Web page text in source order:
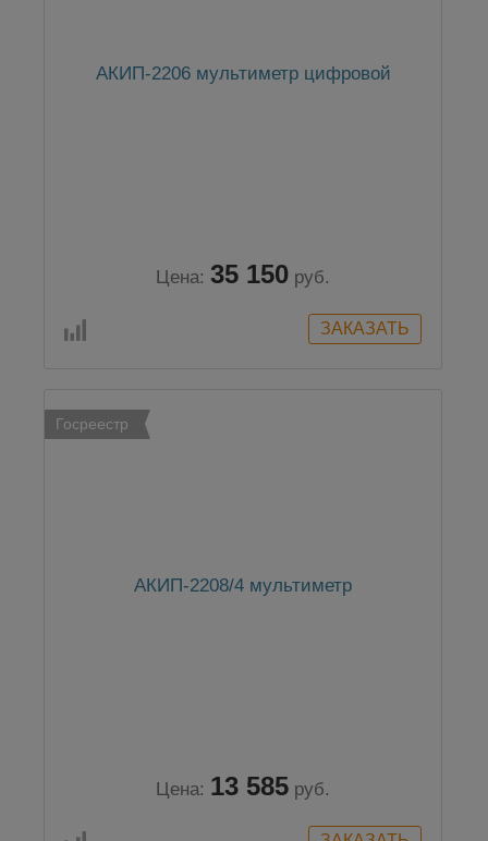
АКИП-2206 мультиметр цифровой
Цена: 35 150 руб.
Госреестр
АКИП-2208/4 мультиметр
Цена: 13 585 руб.